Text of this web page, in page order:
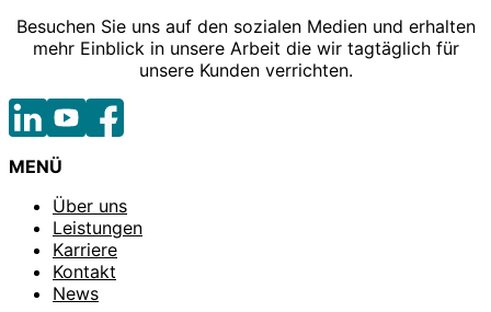
Besuchen Sie uns auf den sozialen Medien und erhalten
mehr Einblick in unsere Arbeit die wir tagtäglich für
unsere Kunden verrichten.
MENÜ
Über uns
Leistungen
Karriere
Kontakt
News